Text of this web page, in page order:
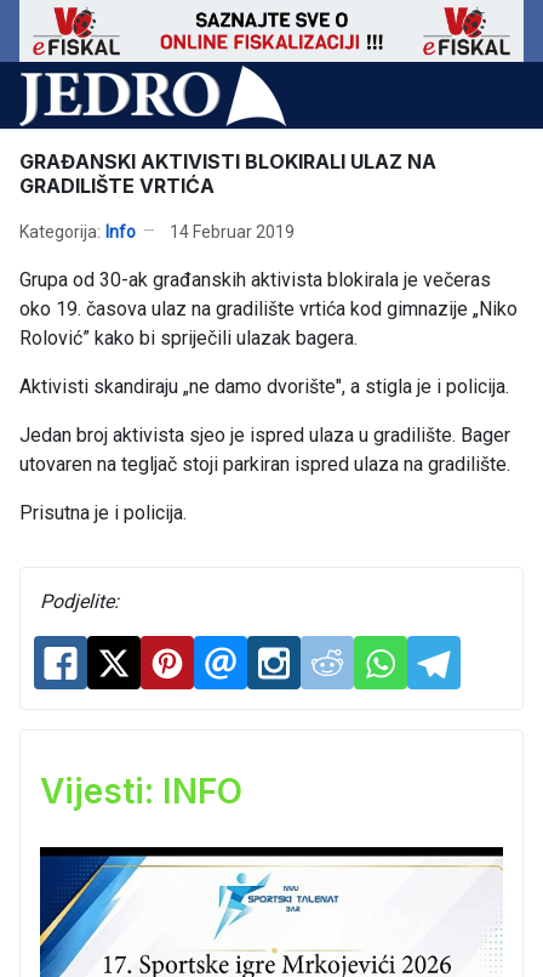
GRAĐANSKI AKTIVISTI BLOKIRALI ULAZ NA
GRADILIŠTE VRTIĆA
Kategorija: Info 14 Februar 2019
Grupa od 30-ak građanskih aktivista blokirala je večeras
oko 19. časova ulaz na gradilište vrtića kod gimnazije „Niko
Rolović” kako bi spriječili ulazak bagera.
Aktivisti skandiraju „ne damo dvorište", a stigla je i policija.
Jedan broj aktivista sjeo je ispred ulaza u gradilište. Bager
utovaren na tegljač stoji parkiran ispred ulaza na gradilište.
Prisutna je i policija.
Podjelite:
Vijesti: INFO